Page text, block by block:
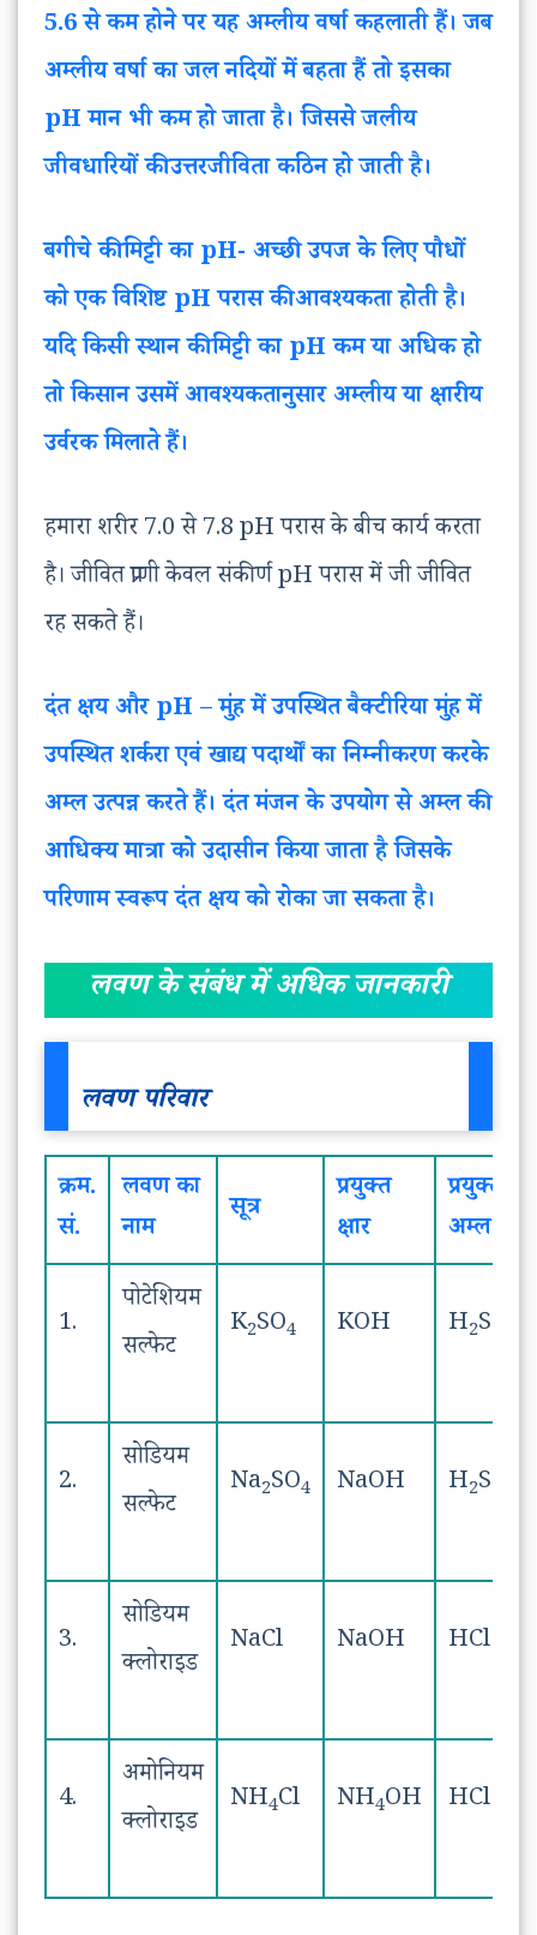
5.6 से कम होने पर यह अम्लीय वर्षा कहलाती हैं। जब
अम्लीय वर्षा का जल नदियों में बहता हैं तो इसका
pH मान भी कम हो जाता है। जिससे जलीय
जीवधारियों की उत्तरजीविता कठिन हो जाती है।
बगीचे की मिट्टी का pH- अच्छी उपज के लिए पौधों
को एक विशिष्ट pH परास की आवश्यकता होती है।
यदि किसी स्थान की मिट्टी का pH कम या अधिक हो
तो किसान उसमें आवश्यकतानुसार अम्लीय या क्षारीय
उर्वरक मिलाते हैं।
हमारा शरीर 7.0 से 7.8 pH परास के बीच कार्य करता
है। जीवित प्राणी केवल संकीर्ण pH परास में जी जीवित
रह सकते हैं।
दंत क्षय और pH – मुंह में उपस्थित बैक्टीरिया मुंह में
उपस्थित शर्करा एवं खाद्य पदार्थों का निम्नीकरण करके
अम्ल उत्पन्न करते हैं। दंत मंजन के उपयोग से अम्ल की
आधिक्य मात्रा को उदासीन किया जाता है जिसके
परिणाम स्वरूप दंत क्षय को रोका जा सकता है।
लवण के संबंध में अधिक जानकारी
लवण परिवार
क्रम.
सं.
लवण का
नाम
सूत्र
प्रयुक्त
क्षार
प्रयुक्त
अम्ल
1.
पोटेशियम
सल्फेट
K2SO4 KOH H2SO
2.
सोडियम
सल्फेट
Na2SO4 NaOH H2SO
3.
सोडियम
क्लोराइड
NaCl NaOH HCl
4.
अमोनियम
क्लोराइड
NH4Cl NH4OH HCl